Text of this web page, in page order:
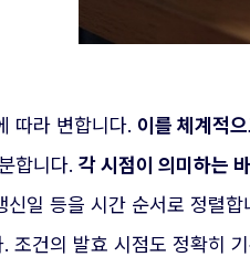
따라 변합니다. 이를 체계적
합니다. 각 시점이 의미하는
신일 등을 시간 순서로 정렬
조건의 발효 시점도 정확히